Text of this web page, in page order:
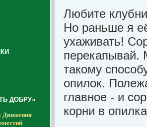
ДОБРУ»
Движения
Любите
Но раньше я
ухаживать!
перекапывай.
такому
опилок.
главное - и
корни в